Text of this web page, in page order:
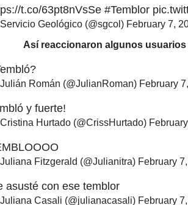
t.co/63pt8nVsSe #Temblor
Geológico (@sgcol) February 7,
Así reaccionaron algunos
Román (@JulianRoman) February
y fuerte!
Hurtado (@CrissHurtado)
Fitzgerald (@Julianitra) February
asusté con ese temblor
Casali (@julianacasali) February